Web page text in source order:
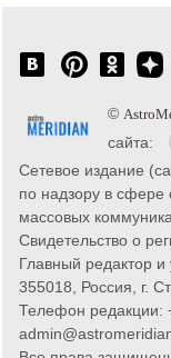
©
сайта:
Сетевое издание
по надзору в сфере
массовых
Свидетельство о
Главный редактор
355018, Россия, г.
Телефон редакции: